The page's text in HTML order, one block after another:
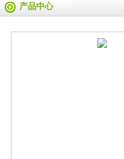
产品中心